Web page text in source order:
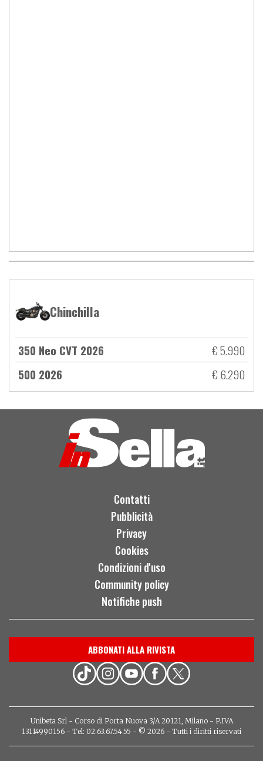
Chinchilla
350 Neo CVT 2026
€ 5.990
500 2026
€ 6.290
Contatti
Pubblicità
Privacy
Cookies
Condizioni d'uso
Community policy
Notifiche push
ABBONATI ALLA RIVISTA
Unibeta Srl - Corso di Porta Nuova 3/A 20121, Milano - P.IVA
13114990156 - Tel: 02.63.67.54.55 - © 2026 - Tutti i diritti riservati